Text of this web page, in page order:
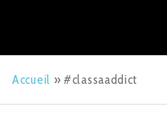
Accueil »#classaaddict